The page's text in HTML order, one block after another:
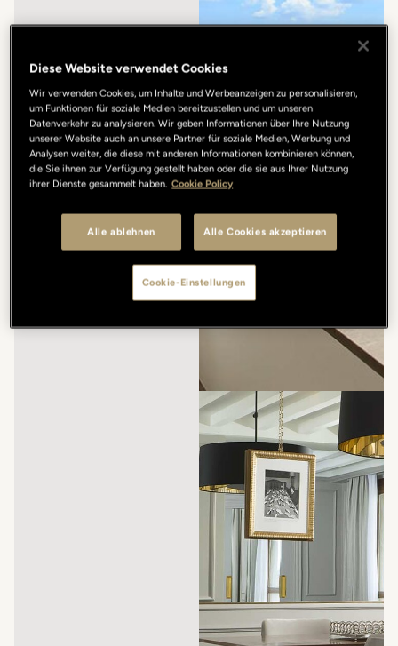
Diese Website verwendet Cookies
Wir verwenden Cookies, um Inhalte und Werbeanzeigen zu personalisieren,
um Funktionen für soziale Medien bereitzustellen und um unseren
Datenverkehr zu analysieren. Wir geben Informationen über Ihre Nutzung
unserer Website auch an unsere Partner für soziale Medien, Werbung und
Analysen weiter, die diese mit anderen Informationen kombinieren können,
die Sie ihnen zur Verfügung gestellt haben oder die sie aus Ihrer Nutzung
ihrer Dienste gesammelt haben. Cookie Policy
Alle ablehnen Alle Cookies akzeptieren
Cookie-Einstellungen